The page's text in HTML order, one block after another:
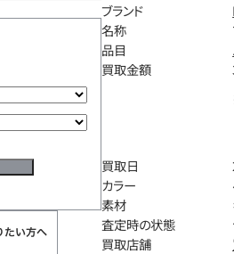
ブランド
名称
品目
買取金額
買取日
カラー
素材
査定時の状態
買取店舗